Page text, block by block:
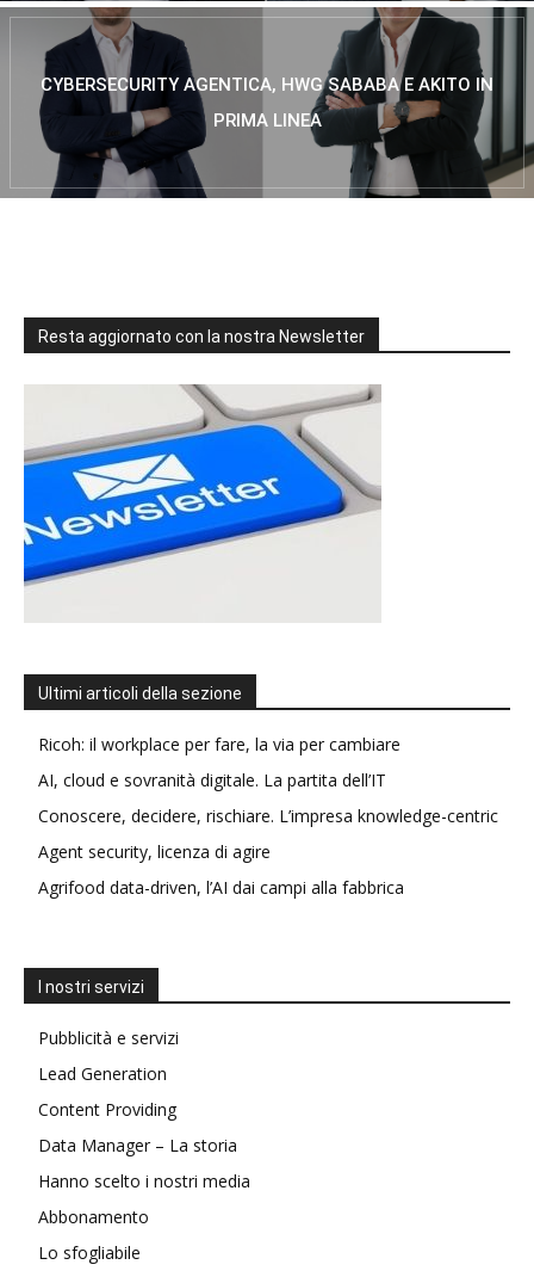
CYBERSECURITY AGENTICA, HWG SABABA E AKITO IN
PRIMA LINEA
Resta aggiornato con la nostra Newsletter
Ultimi articoli della sezione
Ricoh: il workplace per fare, la via per cambiare
AI, cloud e sovranità digitale. La partita dell’IT
Conoscere, decidere, rischiare. L’impresa knowledge-centric
Agent security, licenza di agire
Agrifood data-driven, l’AI dai campi alla fabbrica
I nostri servizi
Pubblicità e servizi
Lead Generation
Content Providing
Data Manager – La storia
Hanno scelto i nostri media
Abbonamento
Lo sfogliabile